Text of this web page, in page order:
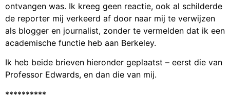
ontvangen was. Ik kreeg geen reactie, ook al schilderde
de reporter mij verkeerd af door naar mij te verwijzen
als blogger en journalist, zonder te vermelden dat ik een
academische functie heb aan Berkeley.
Ik heb beide brieven hieronder geplaatst – eerst die van
Professor Edwards, en dan die van mij.
**********